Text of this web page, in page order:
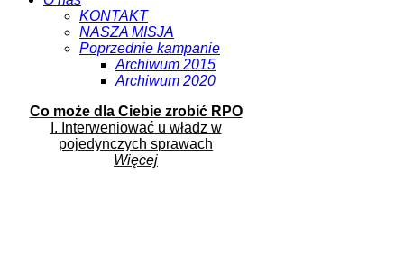
KONTAKT
NASZA MISJA
Poprzednie kampanie
Archiwum 2015
Archiwum 2020
Co może dla Ciebie zrobić RPO
I. Interweniować u władz w
pojedynczych sprawach
Więcej